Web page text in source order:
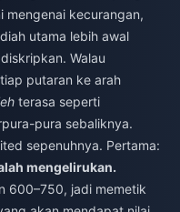
mengenai kecurangan,
utama lebih awal
Walau
putaran ke arah
terasa seperti
pura sebaliknya.
sepenuhnya. Pertama:
mengelirukan.
600–750, jadi memetik